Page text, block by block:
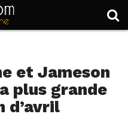
et Jameson
plus grande
d’avril